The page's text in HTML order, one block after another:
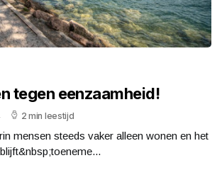
tegen eenzaamheid!
2 min leestijd
mensen steeds vaker alleen wonen en het